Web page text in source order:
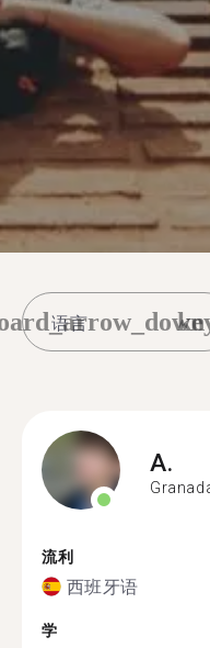
A.
流利
西班牙语
学